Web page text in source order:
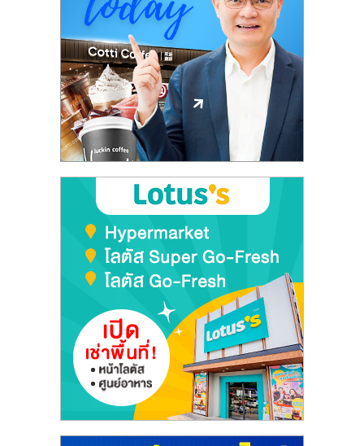
ปรึกษา
การ
ลงทุน
และ
ขยาย
ไชส์,